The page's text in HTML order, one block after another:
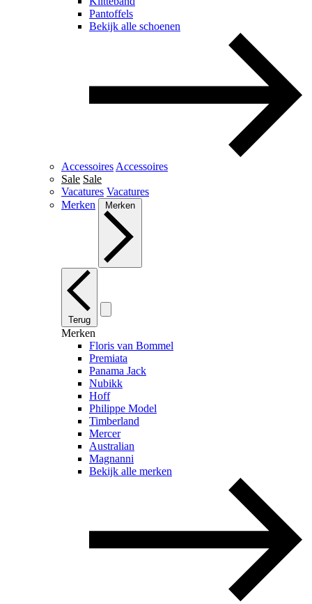
Pantoffels
Bekijk alle schoenen
Accessoires Accessoires
Sale Sale
Vacatures Vacatures
Merken
Merken
Terug
Merken
Floris van Bommel
Premiata
Panama Jack
Nubikk
Hoff
Philippe Model
Timberland
Mercer
Australian
Magnanni
Bekijk alle merken